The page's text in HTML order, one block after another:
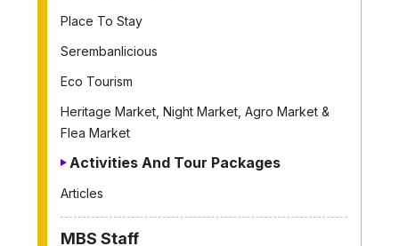
Place To Stay
Serembanlicious
Eco Tourism
Heritage Market, Night Market, Agro Market &
Flea Market
Activities And Tour Packages
Articles
MBS Staff